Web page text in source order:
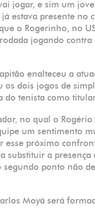
jogar, e sim um
estava presente no
o Rogerinho, no
jogando contra
enalteceu a
dois jogos de
do tenista como
no qual o
um sentimento
esse próximo
substituir a
ponto não
Moyá será